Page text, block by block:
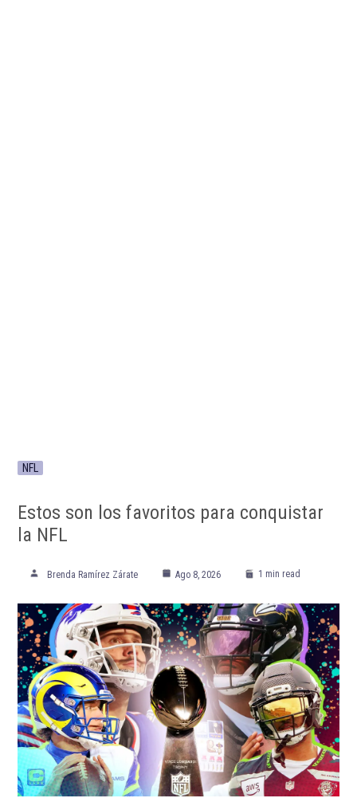
NFL
Estos son los favoritos para conquistar
la NFL
Brenda Ramírez Zárate Ago 8, 2026 1 min read